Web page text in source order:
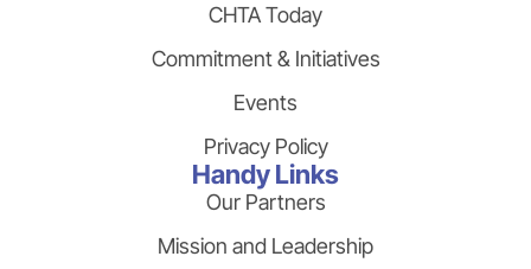
CHTA Today
Commitment & Initiatives
Events
Privacy Policy
Handy Links
Our Partners
Mission and Leadership